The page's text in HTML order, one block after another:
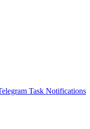
Task Notifications